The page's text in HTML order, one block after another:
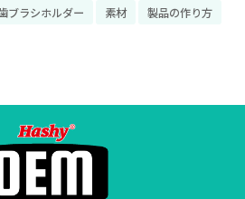
ブラシホルダー 素材
製品の作り方